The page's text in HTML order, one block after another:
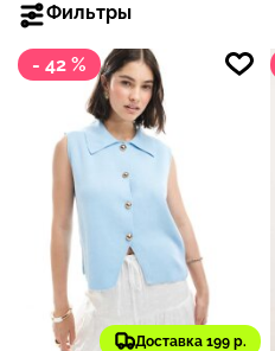
Фильтры
- 42 %
Доставка 199 р.